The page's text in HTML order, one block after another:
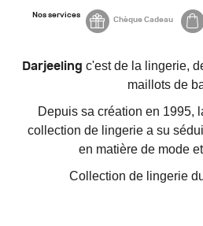
Nos services
Chèque Cadeau
Darjeeling c'est de la lingerie,
maillots de
Depuis sa création en 1995,
collection de lingerie a su
en matière de mode
Collection de lingerie